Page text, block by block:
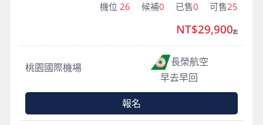
機位 26 候補0 已售0 可售25
桃園國際機場
長榮航空
早去早回
NT$29,900起
報名